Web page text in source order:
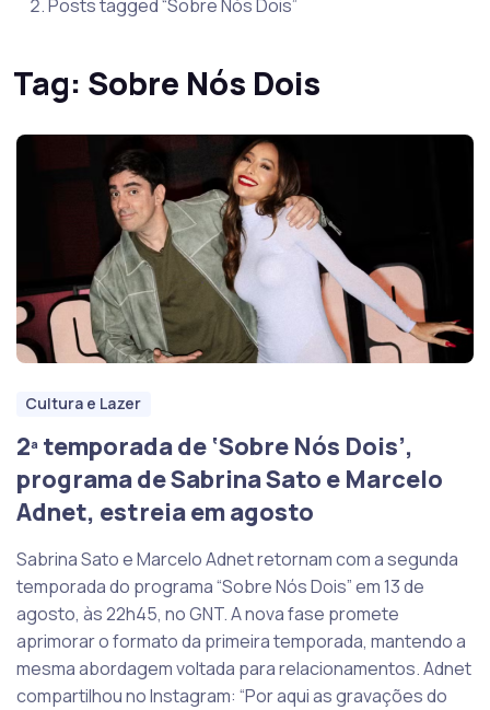
Posts tagged “Sobre Nós Dois”
Tag: Sobre Nós Dois
Cultura e Lazer
2ª temporada de ‘Sobre Nós Dois’,
programa de Sabrina Sato e Marcelo
Adnet, estreia em agosto
Sabrina Sato e Marcelo Adnet retornam com a segunda
temporada do programa “Sobre Nós Dois” em 13 de
agosto, às 22h45, no GNT. A nova fase promete
aprimorar o formato da primeira temporada, mantendo a
mesma abordagem voltada para relacionamentos. Adnet
compartilhou no Instagram: “Por aqui as gravações do